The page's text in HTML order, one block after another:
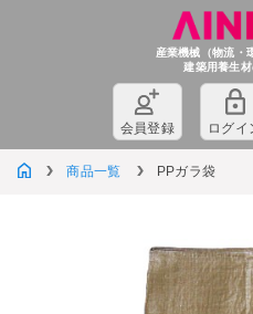
産業機械（物流・
建築用養生
会員登録 ログイ
商品一覧 PPガラ袋